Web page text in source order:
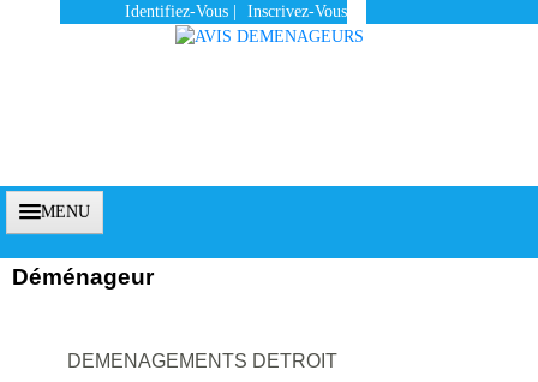
Identifiez-Vous Inscrivez-Vous
MENU
Vous Êtes Un Client
Déménageur
DEMENAGEMENTS DETROIT